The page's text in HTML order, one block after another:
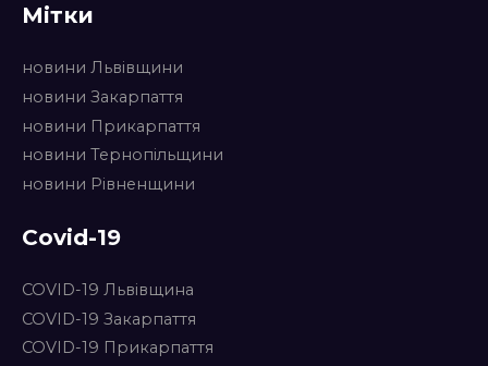
Мітки
новини Львівщини
новини Закарпаття
новини Прикарпаття
новини Тернопільщини
новини Рівненщини
Covid-19
COVID-19 Львівщина
COVID-19 Закарпаття
COVID-19 Прикарпаття